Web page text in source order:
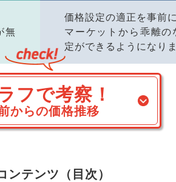
無
価格設定の適正を事前
マーケットから乖離
定ができるようになり
フで考察！
からの価格推移
ンテンツ（目次）